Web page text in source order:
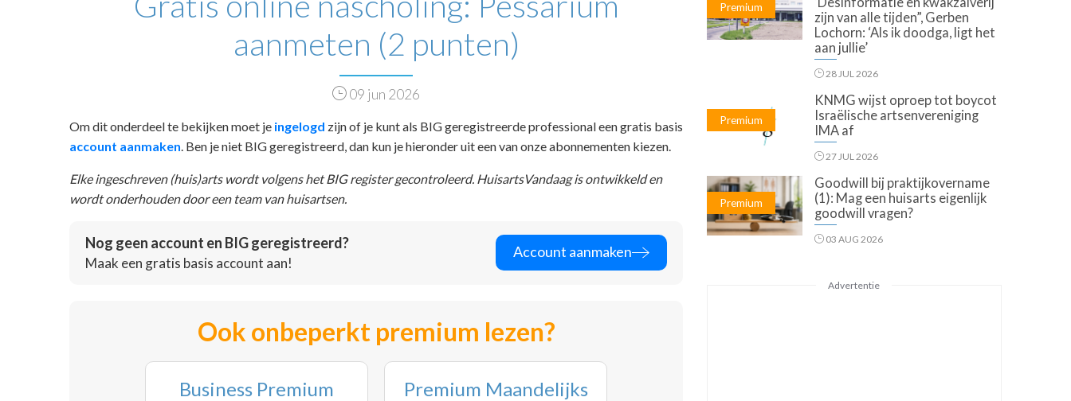
aanmeten (2 punten)
09 jun 2026
Om dit onderdeel te bekijken moet je ingelogd zijn of je kunt als BIG geregistreerde professional een gratis basis
account aanmaken . Ben je niet BIG geregistreerd, dan kun je hieronder uit een van onze abonnementen kiezen.
Elke ingeschreven (huis)arts wordt volgens het BIG register gecontroleerd. HuisartsVandaag is ontwikkeld en
wordt onderhouden door een team van huisartsen.
Nog geen account en BIG geregistreerd?
Maak een gratis basis account aan!
Account aanmaken
Ook onbeperkt premium lezen?
Business Premium Premium Maandelijks
Premium
zijn van alle tijden”, Gerben
Lochorn: ‘Als ik doodga, ligt het
aan jullie’
28 JUL 2026
Premium
KNMG wijst oproep tot boycot
Israëlische artsenvereniging
IMA af
27 JUL 2026
Premium
Goodwill bij praktijkovername
(1): Mag een huisarts eigenlijk
goodwill vragen?
03 AUG 2026
Advertentie